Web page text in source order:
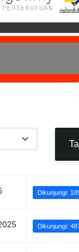
Dikunjungi:
Dikunjungi: